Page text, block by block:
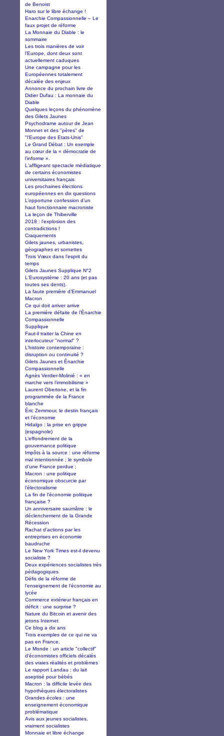
de Benoist
Haro sur le libre échange !
Enarchie Compassionnelle – Le
faux projet de réforme
La Monnaie du Diable : le
sommaire
Les trois manières de voir
l’Europe, dont deux sont
actuellement caduques
Une campagne pour les
Européennes totalement
décalée des enjeux
Annonce du prochain livre de
Didier Dufau : La monnaie du
Diable
Quelques leçons du phénomène
des Gilets Jaunes
Psychodrame autour de Jean
Monnet et des "pères" de
"l'Europe des Etats-Unis"
Le Grand Débat : Un exemple
au cœur de la « démocratie de
l’informe ».
L'affligeant spectacle médiatique
de certains économistes
universitaires français
Les prochaines élections
européennes en dix questions
L’opportune confession d’un
haut fonctionnaire macroniste
La leçon de Thiberville
2018 : l’explosion des
contradictions !
Craquements
Gilets jaunes, urbanistes,
géographes et sornettes
Trois Vœux dans l’esprit du
temps
Gilets Jaunes Supplique N°2
L'Eurosystème : 20 ans (et pas
toutes ses dents).
La faute première d’Emmanuel
Macron
Ce qui doit arriver arrive
La première défaite de l’Énarchie
Compassionnelle
Supplique
Faut-il traiter la Chine en
interlocuteur "normal" ?
L’histoire contemporaine :
disruption ou continuité ?
Gilets Jaunes et Énarchie
Compassionnelle
Agnès Verdier-Molinié : « en
marche vers l’immobilisme »
Laurent Obertone, et la fin
programmée de la France
blanche
Éric Zemmour, le destin français
et l’économie
Hidalgo : la prise en grippe
(espagnole)
L’effondrement de la
gouvernance politique
Impôts à la source : une réforme
mal intentionnée ; le symbole
d’une France perdue ;
Macron : une politique
économique obscurcie par
l’électoralisme
La fin de l'économie politique
française ?
Un anniversaire saumâtre : le
déclenchement de la Grande
Récession
Rachat d’actions par les
entreprises en économie
baudruche
Le New York Times est-il devenu
socialiste ?
Deux expériences socialistes très
pédagogiques
Défis de la réforme de
l’enseignement de l’économie au
lycée
Commerce extérieur français en
déficit : une surprise ?
Nature du Bitcoin et avenir des
jetons Internet
Ce blog a dix ans
Trois exemples de ce qui ne va
pas en France.
Le Monde : un article "collectif"
d'économistes officiels décalés
des vraies réalités et problèmes
Le rapport Landau : du lait
aseptisé pour bébés
Macron : la difficile levée des
hypothèques électoralistes
Grandes écoles : une
enseignement économique
problématique
Avis aux jeunes socialistes,
vraiment socialistes
Monnaie et libre échange